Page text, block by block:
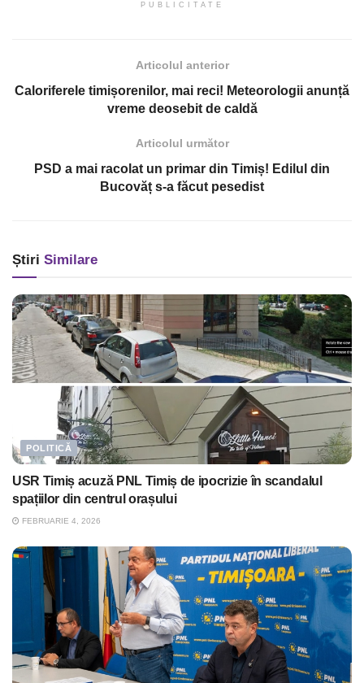
PUBLICITATE
Articolul anterior
Caloriferele timișorenilor, mai reci! Meteorologii anunță
vreme deosebit de caldă
Articolul următor
PSD a mai racolat un primar din Timiș! Edilul din
Bucovăț s-a făcut pesedist
Știri Similare
POLITICĂ
USR Timiș acuză PNL Timiș de ipocrizie în scandalul
spațiilor din centrul orașului
FEBRUARIE 4, 2026